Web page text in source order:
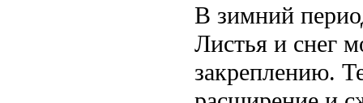
В зимний
Листья и снег
закреплению.